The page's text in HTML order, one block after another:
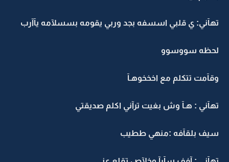
تهآني: ي قلبي اسسفه بجد وربي يقومه بسسلآمه يآآرب
لحظه سووسوو
وقآمت تتكلم مع اخخخوهـآ
تهآني : هـآ وش بغيت ترآني اكلم صديقتي
سيف بلقآفه :منهي ططيب